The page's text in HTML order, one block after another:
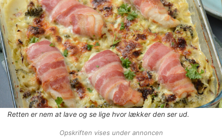
Retten ernem at lave og se lige hvor lækker den ser ud.
Opskriften vises under annoncen